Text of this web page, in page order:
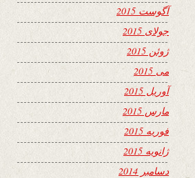
آگوست 2015
جولای 2015
ژوئن 2015
می 2015
آوریل 2015
مارس 2015
فوریه 2015
ژانویه 2015
دسامبر 2014